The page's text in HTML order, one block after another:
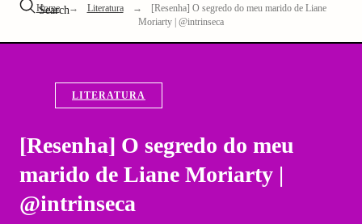
Search
Home → Literatura →
[Resenha] O segredo do meu marido de Liane
Moriarty | @intrinseca
LITERATURA
[Resenha] O segredo do meu
marido de Liane Moriarty |
@intrinseca